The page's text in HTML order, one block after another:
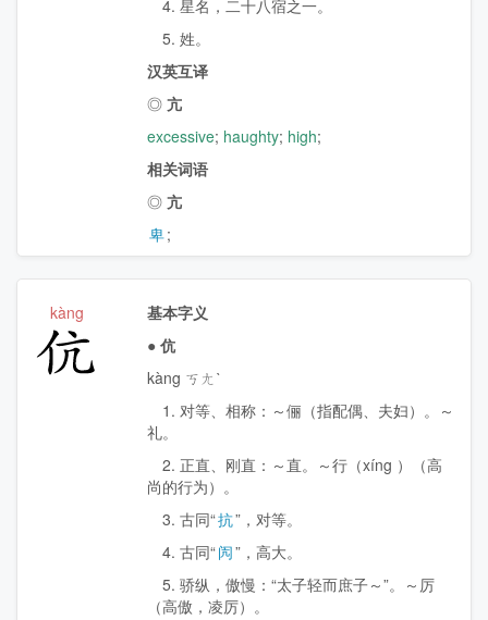
4. 星名，二十八宿之一。
5. 姓。
汉英互译
◎ 亢
excessive; haughty; high;
相关词语
◎ 亢
卑;
伉
kàng
基本字义
● 伉
kàng ㄎㄤˋ
1. 对等、相称：～俪（指配偶、夫妇）。～
礼。
2. 正直、刚直：～直。～行（xíng ）（高
尚的行为）。
3. 古同“抗”，对等。
4. 古同“闶”，高大。
5. 骄纵，傲慢：“太子轻而庶子～”。～厉
（高傲，凌厉）。